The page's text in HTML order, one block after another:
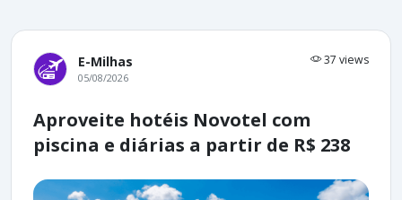
E-Milhas 37 views
05/08/2026
Aproveite hotéis Novotel com
piscina e diárias a partir de R$ 238